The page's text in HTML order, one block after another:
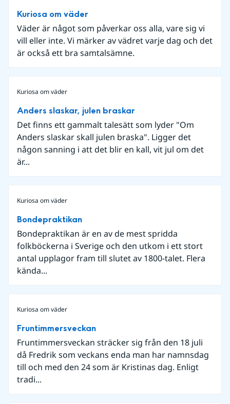
Kuriosa om väder
Väder är något som påverkar oss alla, vare sig vi
vill eller inte. Vi märker av vädret varje dag och det
är också ett bra samtalsämne.
Kuriosa om väder
Anders slaskar, julen braskar
Det finns ett gammalt talesätt som lyder "Om
Anders slaskar skall julen braska". Ligger det
någon sanning i att det blir en kall, vit jul om det
är...
Kuriosa om väder
Bondepraktikan
Bondepraktikan är en av de mest spridda
folkböckerna i Sverige och den utkom i ett stort
antal upplagor fram till slutet av 1800-talet. Flera
kända...
Kuriosa om väder
Fruntimmersveckan
Fruntimmersveckan sträcker sig från den 18 juli
då Fredrik som veckans enda man har namnsdag
till och med den 24 som är Kristinas dag. Enligt
tradi...